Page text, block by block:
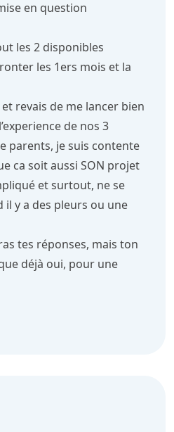
en question
les 2 disponibles
les 1ers mois et la
et revais de me lancer bien
de nos 3
parents, je suis contente
ca soit aussi SON projet
et surtout, ne se
y a des pleurs ou une
tes réponses, mais ton
déjà oui, pour une